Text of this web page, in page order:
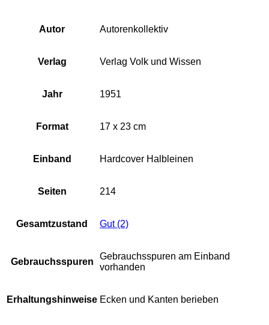
Autor Autorenkollektiv
Verlag Verlag Volk und Wissen
Jahr 1951
Format 17 x 23 cm
Einband Hardcover Halbleinen
Seiten 214
Gesamtzustand Gut (2)
Gebrauchsspuren
Gebrauchsspuren am Einband
vorhanden
Erhaltungshinweise Ecken und Kanten berieben